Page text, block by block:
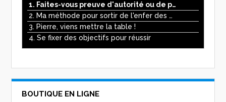
1. Faites-vous preuve d'autorité ou de pouvoir avec vos enfants ?
2. Ma méthode pour sortir de l'enfer des écrans
3. Pierre, viens mettre la table !
4. Se fixer des objectifs pour réussir
BOUTIQUE EN LIGNE